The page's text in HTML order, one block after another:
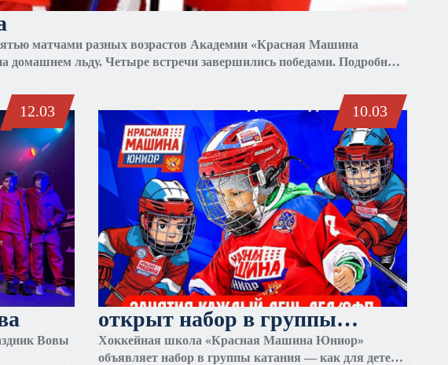
матчами разных возрастов Академии «Красная Машина
домашнем льду. Четыре встречи завершились победами. Подробные
12.03
Вовы
10.03
открыт набор в группы
катания
Хоккейная школа «Красная Машина Юниор»
объявляет набор в группы катания — как для детей,